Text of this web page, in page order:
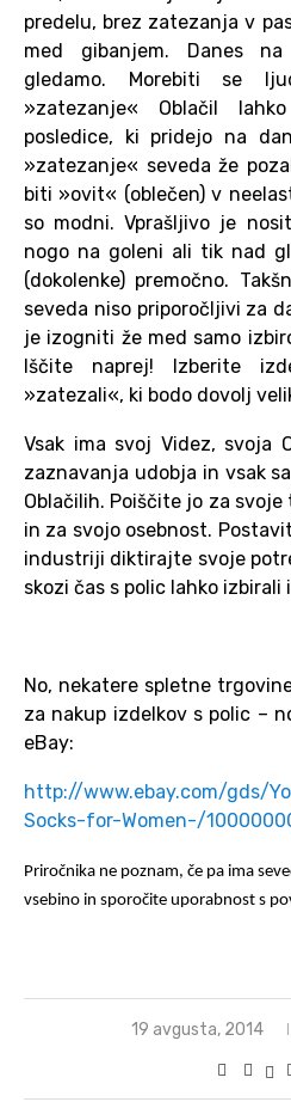
predelu, brez zatezanja v
med gibanjem. Danes
gledamo. Morebiti se
»zatezanje« Oblačil
posledice, ki pridejo na
»zatezanje« seveda že
biti »ovit« (oblečen) v
so modni. Vprašljivo je
nogo na goleni ali tik nad
(dokolenke) premočno.
seveda niso priporočljivi za
je izogniti že med samo
Iščite naprej! Izberite
»zatezali«, ki bodo dovolj
Vsak ima svoj Videz, svoja
zaznavanja udobja in vsak
Oblačilih. Poiščite jo za
in za svojo osebnost.
industriji diktirajte svoje
skozi čas s polic lahko izbirali
No, nekatere spletne
za nakup izdelkov s polic –
eBay:
http://www.ebay.com/gds/
Socks-for-Women-/
Priročnika ne poznam, če pa ima
vsebino in sporočite uporabnost s
19 avgusta, 2014